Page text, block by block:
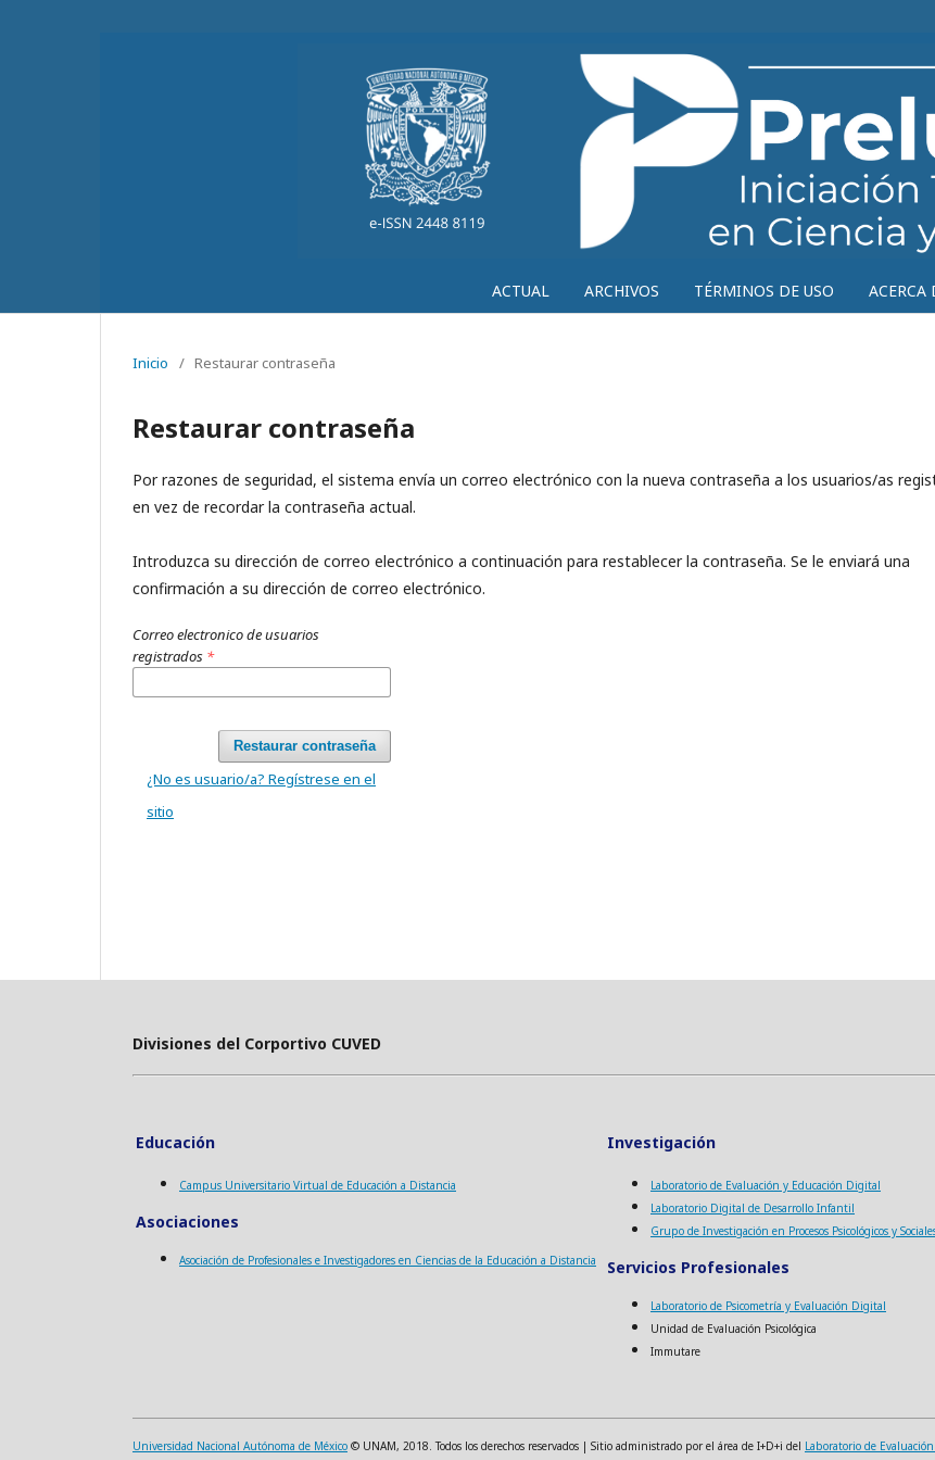
ACTUAL ARCHIVOS TÉRMINOS DE USO ACERCA
Inicio / Restaurar contraseña
Restaurar contraseña
Por razones de seguridad, el sistema envía un correo electrónico con la nueva contraseña a los usuarios/as
en vez de recordar la contraseña actual.
Introduzca su dirección de correo electrónico a continuación para restablecer la contraseña. Se le enviará una
confirmación a su dirección de correo electrónico.
Correo electronico de usuarios
registrados *
Restaurar contraseña
¿No es usuario/a? Regístrese en el
sitio
Divisiones del Corportivo CUVED
Educación Investigación
Campus Universitario Virtual de Educación a Distancia
Asociaciones
Asociación de Profesionales e Investigadores en Ciencias de la Educación a Distancia
Laboratorio de Evaluación y Educación Digital
Laboratorio Digital de Desarrollo Infantil
Grupo de Investigación en Procesos Psicológicos y
Servicios Profesionales
Laboratorio de Psicometría y Evaluación Digital
Unidad de Evaluación Psicológica
Immutare
Universidad Nacional Autónoma de México © UNAM, 2018. Todos los derechos reservados | Sitio administrado por el área de I+D+i del Laboratorio de